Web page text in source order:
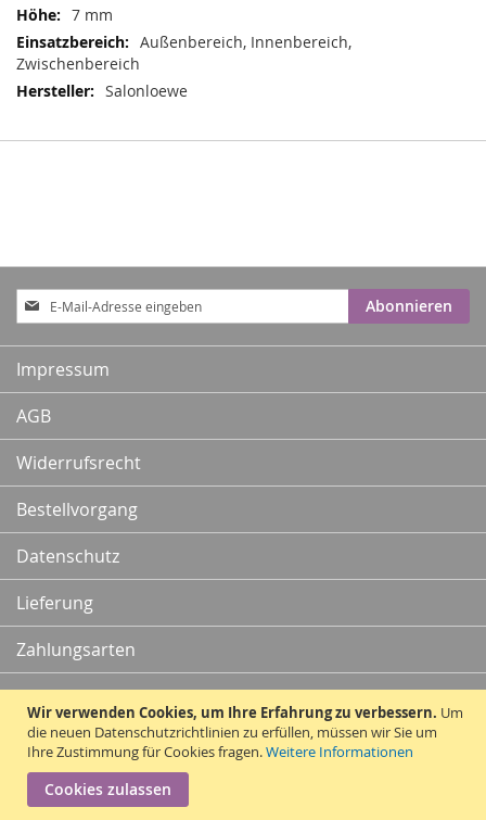
Wir verwenden Cookies, um Ihre Erfahrung zu verbessern. Um
die neuen Datenschutzrichtlinien zu erfüllen, müssen wir Sie um
Ihre Zustimmung für Cookies fragen.Weitere Informationen
Cookies zulassen
7 mm
Außenbereich, Innenbereich,
Zwischenbereich
Salonloewe
Anmeldung
zum
Newsletter:
Abonnieren
Impressum
AGB
Widerrufsrecht
Bestellvorgang
Datenschutz
Lieferung
Zahlungsarten
Kontakt
Vertrag widerrufen
Copyright © 2010 - 2026 Traummatten.de